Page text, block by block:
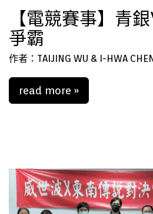
【電競賽事】青
爭霸
作者：TAIJING WU & I-HWA
read more »